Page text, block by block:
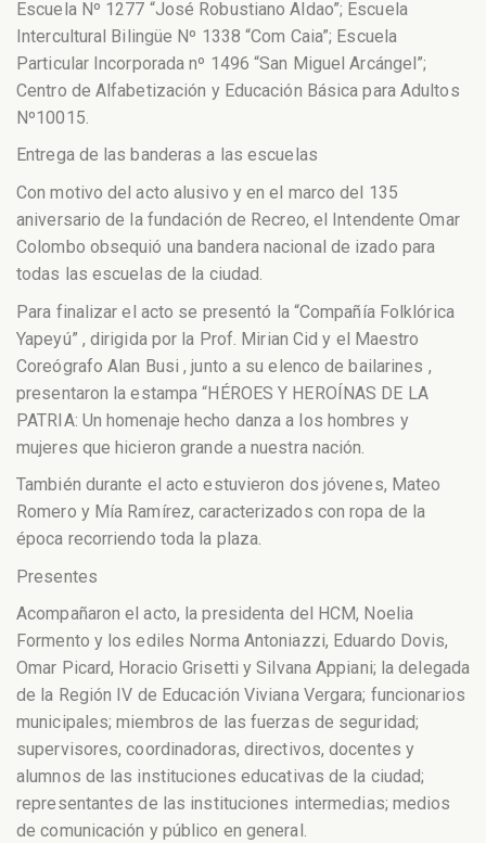
Escuela Nº 1277 “José Robustiano Aldao”; Escuela
Intercultural Bilingüe Nº 1338 “Com Caia”; Escuela
Particular Incorporada nº 1496 “San Miguel Arcángel”;
Centro de Alfabetización y Educación Básica para Adultos
Nº10015.
Entrega de las banderas a las escuelas
Con motivo del acto alusivo y en el marco del 135
aniversario de la fundación de Recreo, el Intendente Omar
Colombo obsequió una bandera nacional de izado para
todas las escuelas de la ciudad.
Para finalizar el acto se presentó la “Compañía Folklórica
Yapeyú” , dirigida por la Prof. Mirian Cid y el Maestro
Coreógrafo Alan Busi , junto a su elenco de bailarines ,
presentaron la estampa “HÉROES Y HEROÍNAS DE LA
PATRIA: Un homenaje hecho danza a los hombres y
mujeres que hicieron grande a nuestra nación.
También durante el acto estuvieron dos jóvenes, Mateo
Romero y Mía Ramírez, caracterizados con ropa de la
época recorriendo toda la plaza.
Presentes
Acompañaron el acto, la presidenta del HCM, Noelia
Formento y los ediles Norma Antoniazzi, Eduardo Dovis,
Omar Picard, Horacio Grisetti y Silvana Appiani; la delegada
de la Región IV de Educación Viviana Vergara; funcionarios
municipales; miembros de las fuerzas de seguridad;
supervisores, coordinadoras, directivos, docentes y
alumnos de las instituciones educativas de la ciudad;
representantes de las instituciones intermedias; medios
de comunicación y público en general.